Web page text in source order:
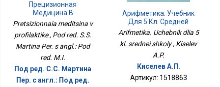
Прецизионная
Медицина В
Профилактике
Pretsizionnaia meditsina v
profilaktike , Pod red. S.S.
Martina Per. s angl.: Pod
red. M.I.
Под ред. С.С. Мартина
Пер. с англ.: Под ред.
Арифметика. Учебник
Для 5 Кл. Средней
Школы
Arifmetika. Uchebnik dlia 5
kl. srednei shkoly , Kiselev
A.P.
Киселев А.П.
Артикул: 1518863